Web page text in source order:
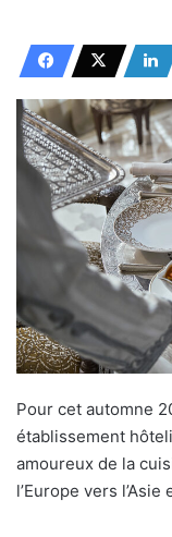
Pour cet automne
établissement
amoureux de la
l’Europe vers